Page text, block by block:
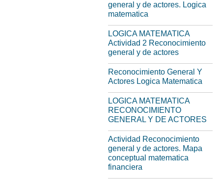
general y de actores. Logica
matematica
LOGICA MATEMATICA
Actividad 2 Reconocimiento
general y de actores
Reconocimiento General Y
Actores Logica Matematica
LOGICA MATEMATICA
RECONOCIMIENTO
GENERAL Y DE ACTORES
Actividad Reconocimiento
general y de actores. Mapa
conceptual matematica
financiera